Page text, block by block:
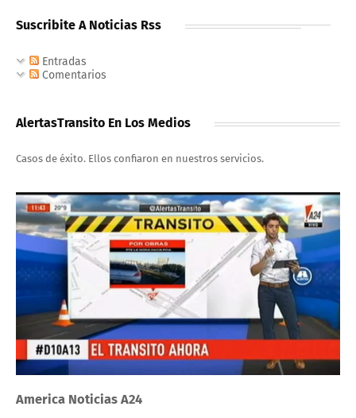
Suscribite A Noticias Rss
Entradas
Comentarios
AlertasTransito En Los Medios
Casos de éxito. Ellos confiaron en nuestros servicios.
America Noticias A24